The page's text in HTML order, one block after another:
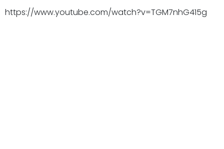
https://www.youtube.com/watch?v=TGM7nhG415g